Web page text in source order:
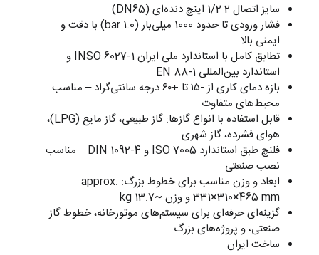
سایز اتصال 2 1/2 اینچ دنده‌ای (DN65)
فشار ورودی تا حدود 1000 میلی‌بار (1.0 bar) با دقت و
ایمنی بالا
تطابق کامل با استاندارد ملی ایران INSO 6027-1 و
استاندارد بین‌المللی EN 88-1
بازه دمای کاری از -۱۵ تا +۶۰ درجه سانتی‌گراد – مناسب
محیط‌های متفاوت
قابل استفاده با انواع گازها: گاز طبیعی، گاز مایع (LPG)،
هوای فشرده، گاز شهری
فلنچ طبق استاندارد ISO 7005 و DIN 1092-4 – مناسب
نصب صنعتی
ابعاد و وزن مناسب برای خطوط بزرگ: approx.
331×310×465 mm و وزن ~13.7 kg
گزینه‌ای حرفه‌ای برای سیستم‌های موتورخانه، خطوط گاز
صنعتی، و پروژه‌های بزرگ
ساخت ایران